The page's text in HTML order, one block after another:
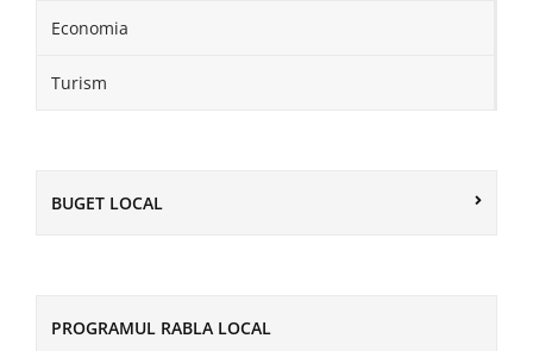
Economia
Turism
BUGET LOCAL
PROGRAMUL RABLA LOCAL